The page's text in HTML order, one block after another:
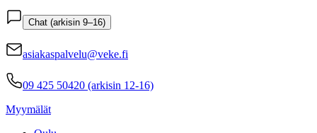
Chat (arkisin 9–16)
asiakaspalvelu@veke.fi
09 425 50420 (arkisin 12-16)
Myymälät